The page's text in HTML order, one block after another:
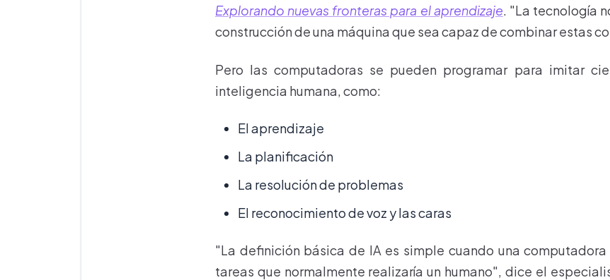
Explorando nuevas fronteras para el aprendizaje. "La tecnología
construcción de una máquina que sea capaz de combinar estas
Pero las computadoras se pueden programar para imitar
inteligencia humana, como:
El aprendizaje
La planificación
La resolución de problemas
El reconocimiento de voz y las caras
"La definición básica de IA es simple cuando una
tareas que normalmente realizaría un humano", dice el